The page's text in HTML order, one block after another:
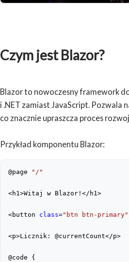
Czym jest Blazor?
Blazor to nowoczesny framework
i .NET zamiast JavaScript. Pozwala
co znacznie upraszcza proces
Przykład komponentu Blazor:
@page "/"
<h1>Witaj w Blazor!</h1>
<button class="btn btn-primary"
<p>Licznik: @currentCount</p>
@code {